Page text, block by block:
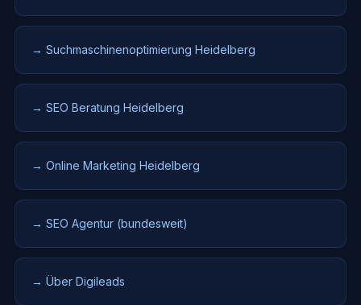
→ Suchmaschinenoptimierung Heidelberg
→ SEO Beratung Heidelberg
→ Online Marketing Heidelberg
→ SEO Agentur (bundesweit)
→ Über Digileads